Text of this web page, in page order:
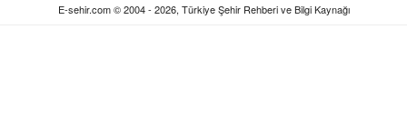
E-sehir.com © 2004 - 2026, Türkiye Şehir Rehberi ve Bilgi Kaynağı